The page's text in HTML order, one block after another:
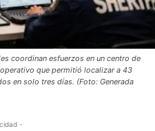
coordinan esfuerzos en un centro de
que permitió localizar a 43
en solo tres días. (Foto: Generada
-